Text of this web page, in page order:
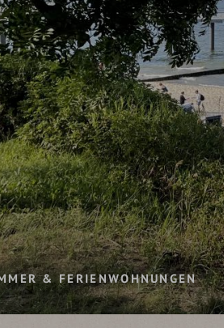
& FERIENWOHNUNGEN